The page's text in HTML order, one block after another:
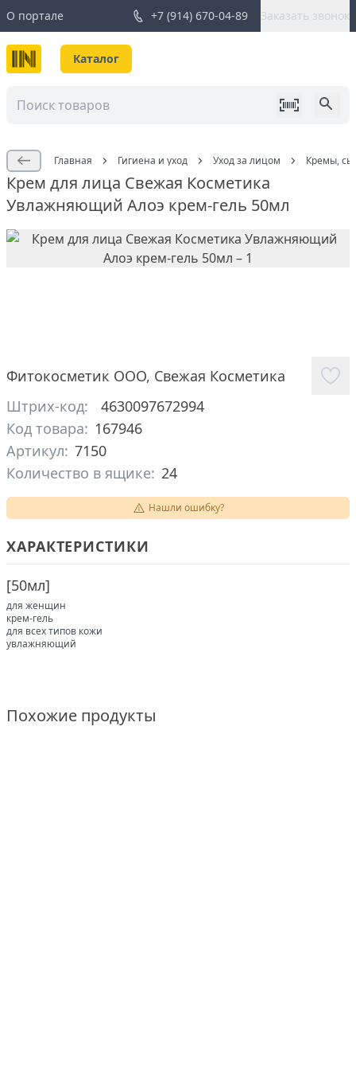
О портале +7 (914) 670-04-89 Заказать звонок
Каталог
Главная Гигиена и уход Уход за лицом Кремы,
Крем для лица Свежая Косметика
Увлажняющий Алоэ крем-гель 50мл
Фитокосметик ООО, Свежая Косметика
Штрих-код:
4630097672994
Код товара: 167946
Артикул: 7150
Количество в ящике: 24
Нашли ошибку?
ХАРАКТЕРИСТИКИ
[50мл]
для женщин
крем-гель
для всех типов кожи
увлажняющий
Похожие продукты